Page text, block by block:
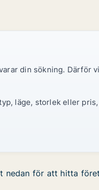
din sökning. Därför
läge, storlek eller
för att hitta